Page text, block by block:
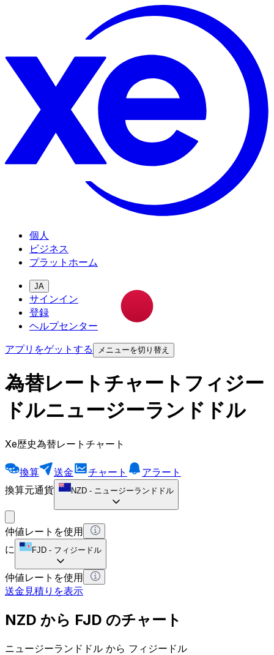
個人
ビジネス
プラットホーム
JA
サインイン
登録
ヘルプセンター
アプリをゲットする
メニューを切り替え
為替レートチャートフィジー
ドルニュージーランドドル
Xe歴史為替レートチャート
換算 送金 チャート
アラート
換算元通貨
NZD - ニュージーランドドル
仲値レートを使用
に
FJD - フィジードル
仲値レートを使用
送金見積りを表示
NZD から FJD のチャート
ニュージーランドドル から フィジードル